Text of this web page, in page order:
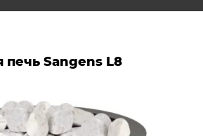
печь Sangens L8